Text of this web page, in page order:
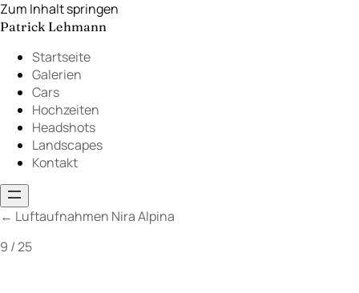
Zum Inhalt springen
Patrick Lehmann
Startseite
Galerien
Cars
Hochzeiten
Headshots
Landscapes
Kontakt
← Luftaufnahmen Nira Alpina
9 / 25